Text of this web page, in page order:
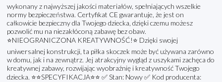
wykonany z najwyższej jakości materiałów, spełniających wszelkie
normy bezpieczeństwa. Certyfikat CE gwarantuje, że jest on
całkowicie bezpieczny dla Twojego dziecka, dzięki czemu możesz
pozwolić mu na niezakłóconą zabawę bez obaw.
⭐NIEOGRANICZONA KREATYWNOŚĆ!⭐ Dzięki swojej
uniwersalnej konstrukcji, ta piłka skoczek może być używana zarówno
w domu, jak i na zewnątrz. Jej atrakcyjny wygląd z uszykami zachęca do
kreatywnej zabawy, rozwijając wyobraźnię i kreatywność Twojego
dziecka. ⭐⭐SPECYFIKACJA⭐⭐ ✅ Stan: Nowy ✅ Kod producenta: